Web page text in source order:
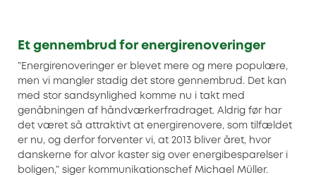
Et gennembrud for energirenoveringer
”Energirenoveringer er blevet mere og mere populære,
men vi mangler stadig det store gennembrud. Det kan
med stor sandsynlighed komme nu i takt med
genåbningen af håndværkerfradraget. Aldrig før har
det været så attraktivt at energirenovere, som tilfældet
er nu, og derfor forventer vi, at 2013 bliver året, hvor
danskerne for alvor kaster sig over energibesparelser i
boligen,” siger kommunikationschef Michael Müller.